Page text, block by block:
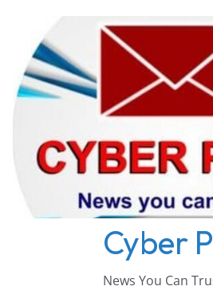
content
Cyber
News You Can